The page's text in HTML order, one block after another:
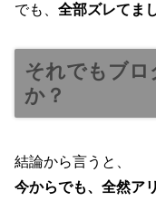
でも、 全部ズレてま
それでもブ
か？
結論から言うと、
今からでも、全然アリ